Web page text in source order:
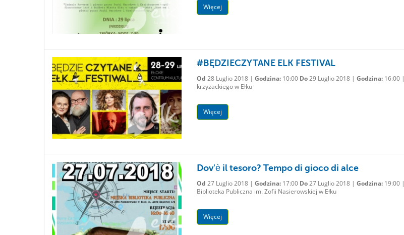
Więcej
#BĘDZIECZYTANE ELK FESTIVAL
Od 28 Luglio 2018 | Godzina:10:00 Do29 Luglio 2018 | Godzina:16:00 |
krzyżackiego w Ełku
Więcej
Dov'è il tesoro? Tempo di gioco di alce
Od 27 Luglio 2018 | Godzina:17:00 Do27 Luglio 2018 | Godzina:19:00 |
Biblioteka Publiczna im. Zofii Nasierowskiej w Ełku
Więcej